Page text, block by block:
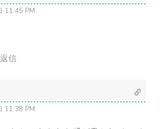
11:45 PM
返信
11:38 PM